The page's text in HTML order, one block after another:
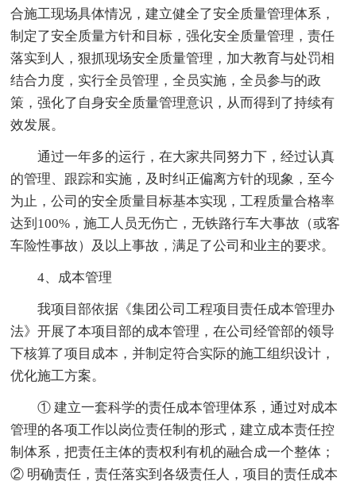
合施工现场具体情况，建立健全了安全质量管理体系，
制定了安全质量方针和目标，强化安全质量管理，责任
落实到人，狠抓现场安全质量管理，加大教育与处罚相
结合力度，实行全员管理，全员实施，全员参与的政
策，强化了自身安全质量管理意识，从而得到了持续有
效发展。
通过一年多的运行，在大家共同努力下，经过认真
的管理、跟踪和实施，及时纠正偏离方针的现象，至今
为止，公司的安全质量目标基本实现，工程质量合格率
达到100%，施工人员无伤亡，无铁路行车大事故（或客
车险性事故）及以上事故，满足了公司和业主的要求。
4、成本管理
我项目部依据《集团公司工程项目责任成本管理办
法》开展了本项目部的成本管理，在公司经管部的领导
下核算了项目成本，并制定符合实际的施工组织设计，
优化施工方案。
① 建立一套科学的责任成本管理体系，通过对成本
管理的各项工作以岗位责任制的形式，建立成本责任控
制体系，把责任主体的责权利有机的融合成一个整体；
② 明确责任，责任落实到各级责任人，项目的责任成本